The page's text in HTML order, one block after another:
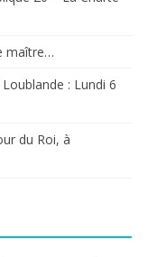
maître…
: Lundi 6
du Roi, à